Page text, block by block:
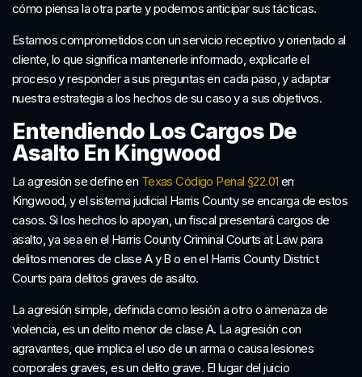
cómo piensa la otra parte y podemos anticipar sus tácticas.
Estamos comprometidos con un servicio receptivo y orientado al
cliente, lo que significa mantenerle informado, explicarle el
proceso y responder a sus preguntas en cada paso, y adaptar
nuestra estrategia a los hechos de su caso y a sus objetivos.
Entendiendo Los Cargos De
Asalto En Kingwood
La agresión se define en Texas Código Penal §22.01 en
Kingwood, y el sistema judicial Harris County se encarga de estos
casos. Si los hechos lo apoyan, un fiscal presentará cargos de
asalto, ya sea en el Harris County Criminal Courts at Law para
delitos menores de clase A y B o en el Harris County District
Courts para delitos graves de asalto.
La agresión simple, definida como lesión a otro o amenaza de
violencia, es un delito menor de clase A. La agresión con
agravantes, que implica el uso de un arma o causa lesiones
corporales graves, es un delito grave. El lugar del juicio